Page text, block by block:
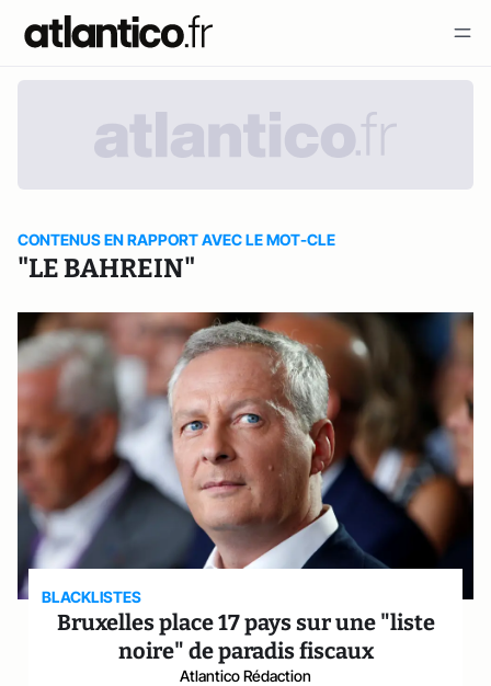
CONTENUS EN RAPPORT AVEC LE MOT-CLE
"LE BAHREIN"
BLACKLISTES
Bruxelles place 17 pays sur une "liste
noire" de paradis fiscaux
Atlantico Rédaction